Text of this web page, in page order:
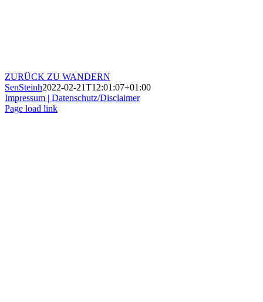
ZURÜCK ZU WANDERN
SenSteinh2022-02-21T12:01:07+01:00
Impressum | Datenschutz/Disclaimer
Page load link